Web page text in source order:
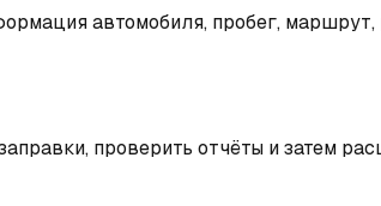
автомобиля, пробег, маршрут,
проверить отчёты и затем